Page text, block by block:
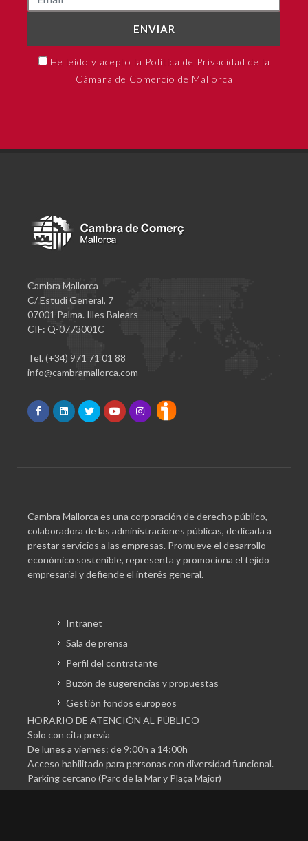
ENVIAR
He leído y acepto la Política de Privacidad de la
Cámara de Comercio de Mallorca
Cambra Mallorca
C/ Estudi General, 7
07001 Palma. Illes Balears
CIF: Q-0773001C
Tel. (+34) 971 71 01 88
info@cambramallorca.com
Cambra Mallorca es una corporación de derecho público,
colaboradora de las administraciones públicas, dedicada a
prestar servicios a las empresas. Promueve el desarrollo
económico sostenible, representa y promociona el tejido
empresarial y defiende el interés general.
Intranet
Sala de prensa
Perfil del contratante
Buzón de sugerencias y propuestas
Gestión fondos europeos
HORARIO DE ATENCIÓN AL PÚBLICO
Solo con cita previa
De lunes a viernes: de 9:00h a 14:00h
Acceso habilitado para personas con diversidad funcional.
Parking cercano (Parc de la Mar y Plaça Major)